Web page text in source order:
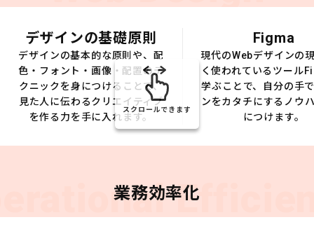
デザインの基礎原則
デザインの基本的な原則や、配
色・フォント・画像・配置のテ
クニックを身につけることで、
見た人に伝わるクリエイティブ
を作る力を手に入れます。
Figma
現代のWebデザインの
く使われているツール
学ぶことで、自分の手
ンをカタチにするノウ
につけます。
スクロールできます
業務効率化